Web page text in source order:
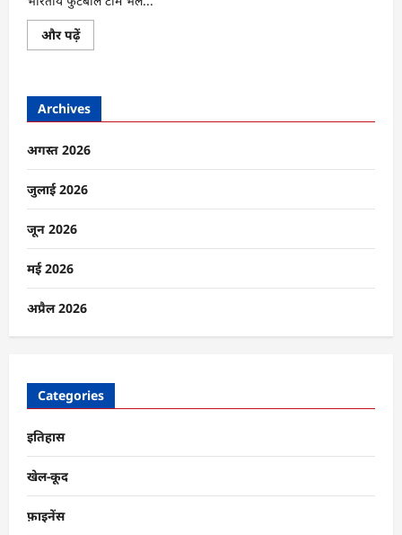
और पढ़ेंFIFA
World
नहीं,
लेकिन
भारतीय
के
ये
4
खिलाड़ी
विश्व
कप
दम
में
पढ़ें
Archives
अगस्त 2026
जुलाई 2026
जून 2026
मई 2026
अप्रैल 2026
Categories
इतिहास
खेल-कूद
फ़ाइनेंस